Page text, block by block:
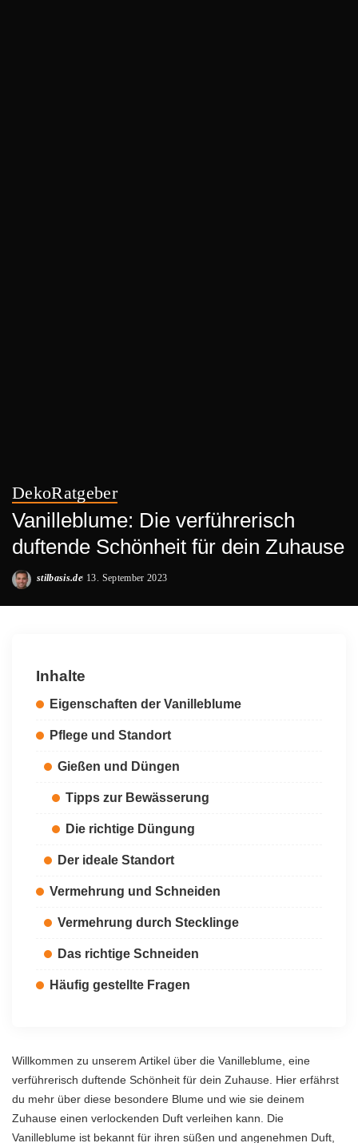
DekoRatgeber
Vanilleblume: Die verführerisch
duftende Schönheit für dein Zuhause
Posted
stilbasis.de 13. September 2023
Inhalte
Eigenschaften der Vanilleblume
Pflege und Standort
Gießen und Düngen
Tipps zur Bewässerung
Die richtige Düngung
Der ideale Standort
Vermehrung und Schneiden
Vermehrung durch Stecklinge
Das richtige Schneiden
Häufig gestellte Fragen
Willkommen zu unserem Artikel über die Vanilleblume, eine
verführerisch duftende Schönheit für dein Zuhause. Hier erfährst
du mehr über diese besondere Blume und wie sie deinem
Zuhause einen verlockenden Duft verleihen kann. Die
Vanilleblume ist bekannt für ihren süßen und angenehmen Duft,